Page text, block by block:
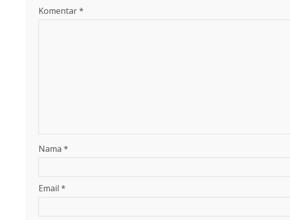
Komentar*
Nama *
Email *